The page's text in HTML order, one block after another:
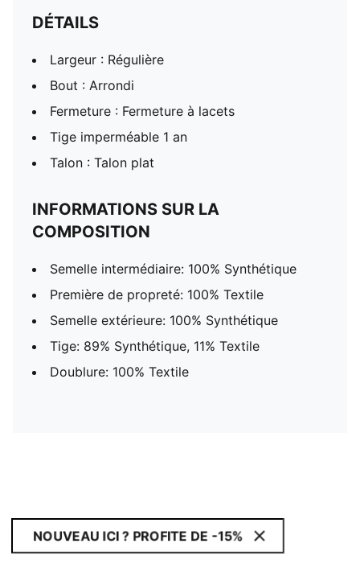
DÉTAILS
Largeur : Régulière
Bout : Arrondi
Fermeture : Fermeture à lacets
Tige imperméable 1 an
Talon : Talon plat
INFORMATIONS SUR LA
COMPOSITION
Semelle intermédiaire: 100% Synthétique
Première de propreté: 100% Textile
Semelle extérieure: 100% Synthétique
Tige: 89% Synthétique, 11% Textile
Doublure: 100% Textile
NOUVEAU ICI ? PROFITE DE -15%